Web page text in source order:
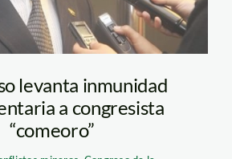
levanta inmunidad
a congresista
“comeoro”